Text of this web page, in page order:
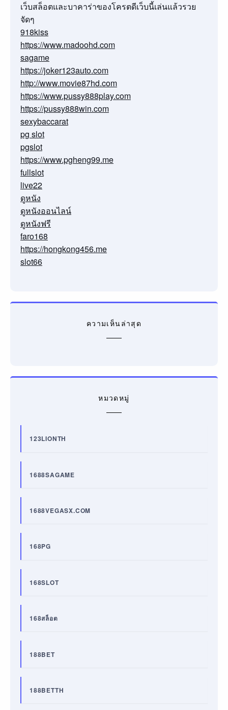
เว็บสล็อตและบาคาร่าของโครตดีเว็บนี้เล่นแล้วรวย
จัดๆ
918kiss
https://www.madoohd.com
sagame
https://joker123auto.com
http://www.movie87hd.com
https://www.pussy888play.com
https://pussy888win.com
sexybaccarat
pg slot
pgslot
https://www.pgheng99.me
fullslot
live22
ดูหนัง
ดูหนังออนไลน์
ดูหนังฟรี
faro168
https://hongkong456.me
slot66
ความเห็นล่าสุด
หมวดหมู่
123LIONTH
1688SAGAME
1688VEGASX.COM
168PG
168SLOT
168สล็อต
188BET
188BETTH